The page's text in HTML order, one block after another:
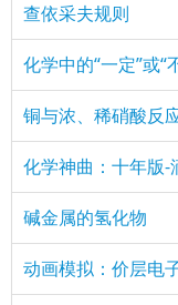
查依采夫规则
化学中的“一定”或“
铜与浓、稀硝酸反
化学神曲：十年版-
碱金属的氢化物
动画模拟：价层电